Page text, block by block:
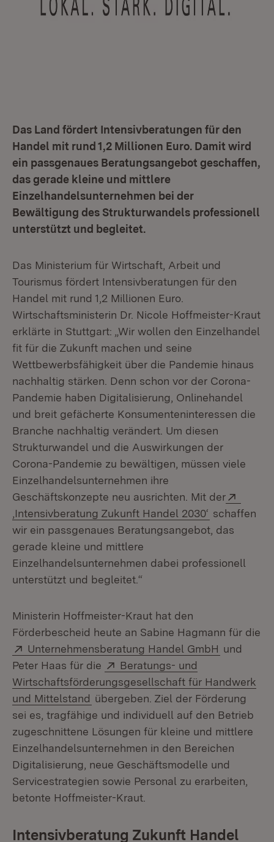
Das Land fördert Intensivberatungen für den
Handel mit rund 1,2 Millionen Euro. Damit wird
ein passgenaues Beratungsangebot geschaffen,
das gerade kleine und mittlere
Einzelhandelsunternehmen bei der
Bewältigung des Strukturwandels professionell
unterstützt und begleitet.
Das Ministerium für Wirtschaft, Arbeit und
Tourismus fördert Intensivberatungen für den
Handel mit rund 1,2 Millionen Euro.
Wirtschaftsministerin Dr. Nicole Hoffmeister-Kraut
erklärte in Stuttgart: „Wir wollen den Einzelhandel
fit für die Zukunft machen und seine
Wettbewerbsfähigkeit über die Pandemie hinaus
nachhaltig stärken. Denn schon vor der Corona-
Pandemie haben Digitalisierung, Onlinehandel
und breit gefächerte Konsumenteninteressen die
Branche nachhaltig verändert. Um diesen
Strukturwandel und die Auswirkungen der
Corona-Pandemie zu bewältigen, müssen viele
Einzelhandelsunternehmen ihre
Geschäftskonzepte neu ausrichten. Mit der
‚Intensivberatung Zukunft Handel 2030‘ (Öffnet in
schaffen
wir ein passgenaues Beratungsangebot, das
gerade kleine und mittlere
Einzelhandelsunternehmen dabei professionell
unterstützt und begleitet.“
Ministerin Hoffmeister-Kraut hat den
Förderbescheid heute an Sabine Hagmann für die
Extern:
Unternehmensberatung Handel GmbH (Öffnet in
und
Peter Haas für die
Extern:
Beratungs- und
Wirtschaftsförderungsgesellschaft für Handwerk
und Mittelstand (Öffnet in neuem Fenster)
übergeben. Ziel der Förderung
sei es, tragfähige und individuell auf den Betrieb
zugeschnittene Lösungen für kleine und mittlere
Einzelhandelsunternehmen in den Bereichen
Digitalisierung, neue Geschäftsmodelle und
Servicestrategien sowie Personal zu erarbeiten,
betonte Hoffmeister-Kraut.
Intensivberatung Zukunft Handel